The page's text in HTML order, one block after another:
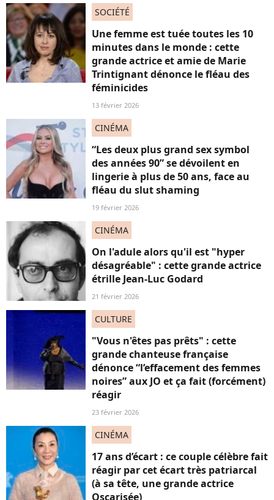
SOCIÉTÉ
Une femme est tuée toutes les 10
minutes dans le monde : cette
grande actrice et amie de Marie
Trintignant dénonce le fléau des
féminicides
13 février 2026
CINÉMA
“Les deux plus grand sex symbol
des années 90” se dévoilent en
lingerie à plus de 50 ans, face au
fléau du slut shaming
19 février 2026
CINÉMA
On l'adule alors qu'il est "hyper
désagréable" : cette grande actrice
étrille Jean-Luc Godard
21 février 2026
CULTURE
"Vous n'êtes pas prêts" : cette
grande chanteuse française
dénonce “l’effacement des femmes
noires” aux JO et ça fait (forcément)
réagir
23 février 2026
CINÉMA
17 ans d’écart : ce couple célèbre fait
réagir par cet écart très patriarcal
(à sa tête, une grande actrice
Oscarisée)